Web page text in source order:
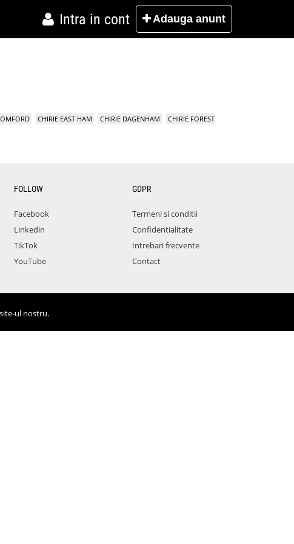
Intra in cont Adauga anunt
CHIRIE EAST HAM CHIRIE DAGENHAM
CHIRIE FOREST
FOLLOW
Facebook
Linkedin
TikTok
YouTube
GDPR
Termeni si conditii
Confidentialitate
Intrebari frecvente
Contact
ul nostru.